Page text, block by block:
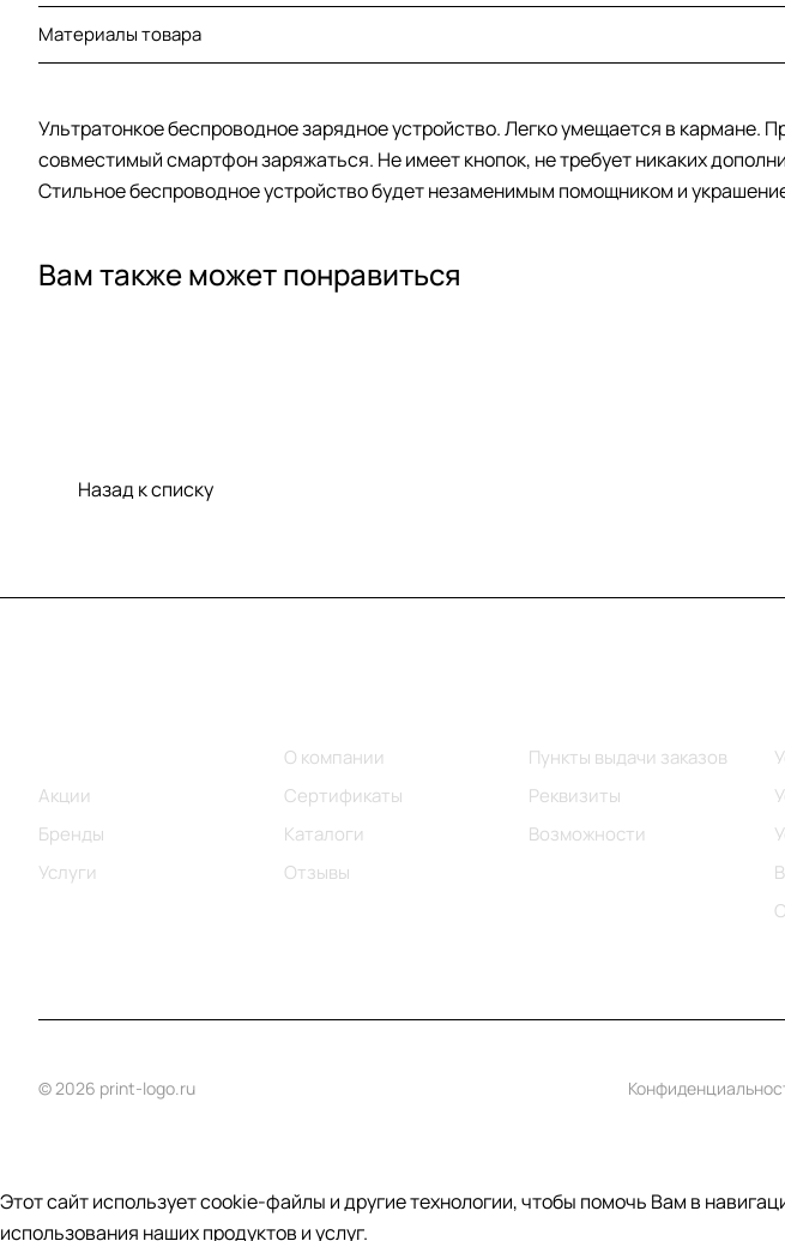
Материалы товара
Ультратонкое беспроводное зарядное устройство. Легко умещается в кармане.
совместимый смартфон заряжаться. Не имеет кнопок, не требует никаких
Стильное беспроводное устройство будет незаменимым помощником и
Вам также может понравиться
Назад к списку
Акции
Бренды
Услуги
О компании
Сертификаты
Каталоги
Отзывы
Пункты выдачи заказов
Реквизиты
Возможности
© 2026 print-logo.ru
Этот сайт использует cookie-файлы и другие технологии, чтобы помочь Вам в
использования наших продуктов и услуг.